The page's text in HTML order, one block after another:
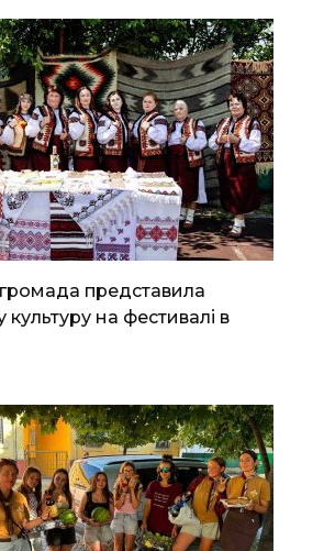
громада представила
культуру на фестивалі в